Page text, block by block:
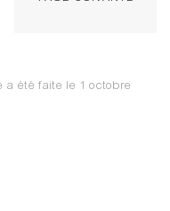
été faite le 1 octobre